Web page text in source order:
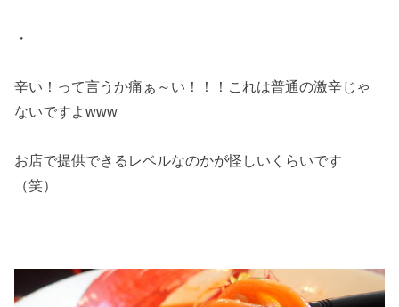
・
辛い！って言うか痛ぁ～い！！！これは普通の激辛じゃ
ないですよwww
お店で提供できるレベルなのかが怪しいくらいです
（笑）